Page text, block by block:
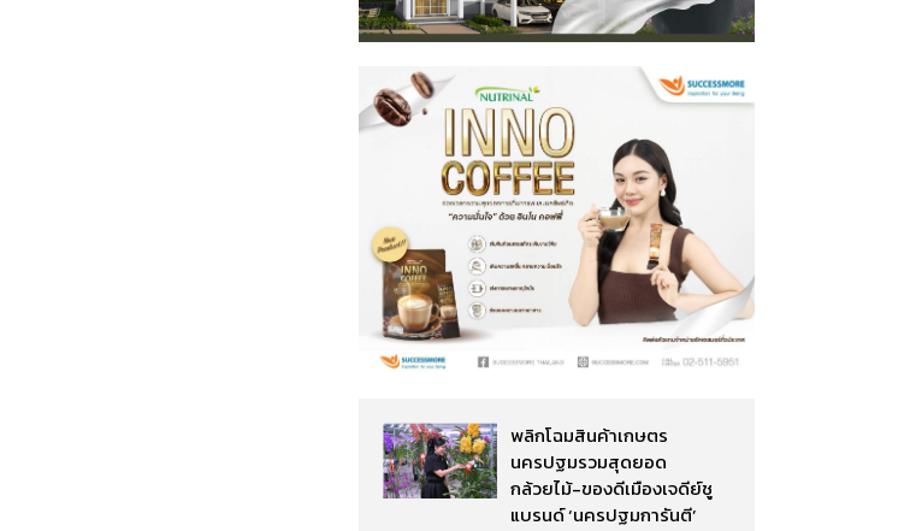
พลิกโฉมสินค้าเกษตร
นครปฐมรวมสุดยอด
กล้วยไม้-ของดีเมืองเจดีย์ชู
แบรนด์ ‘นครปฐมการันตี’